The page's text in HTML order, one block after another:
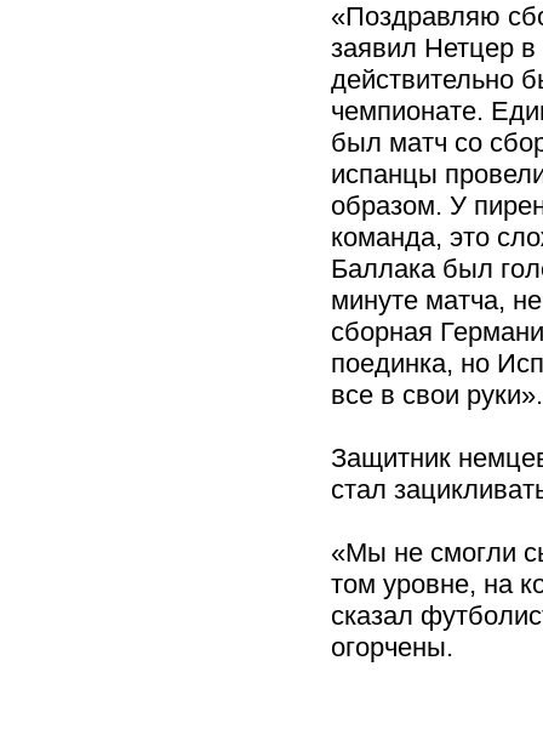
«Поздравляю
заявил Нетцер
действительно
чемпионате.
был матч со
испанцы
образом. У
команда, это
Баллака был
минуте матча,
сборная
поединка, но
все в свои руки».
Защитник
стал
«Мы не смогли
том уровне, на
сказал
огорчены.